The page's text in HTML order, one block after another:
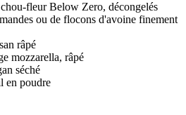
fleur Below Zero, décongelés
ou de flocons d'avoine finement
râpé
mozzarella, râpé
séché
en poudre